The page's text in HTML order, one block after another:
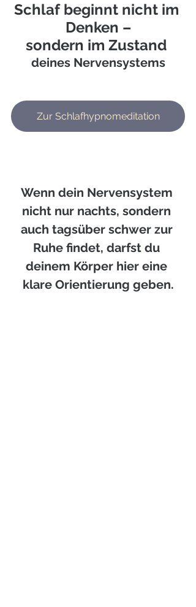
Schlaf beginnt nicht im
Denken –
sondern im Zustand
deines Nervensystems
Zur Schlafhypnomeditation
Wenn dein Nervensystem
nicht nur nachts, sondern
auch tagsüber schwer zur
Ruhe findet, darfst du
deinem Körper hier eine
klare Orientierung geben.